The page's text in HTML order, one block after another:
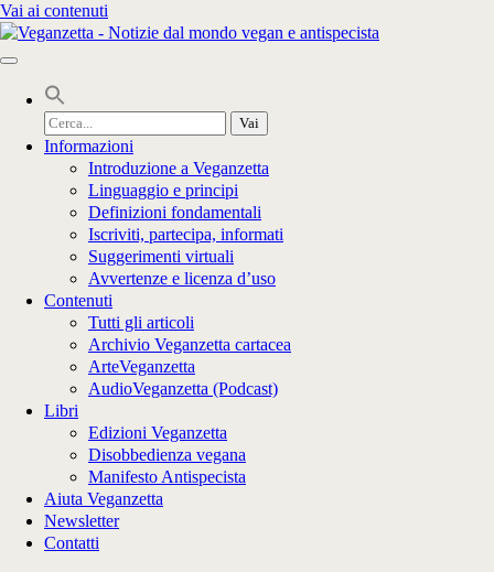
Vai ai contenuti
Cerca
per:
Informazioni
Introduzione a Veganzetta
Linguaggio e principi
Definizioni fondamentali
Iscriviti, partecipa, informati
Suggerimenti virtuali
Avvertenze e licenza d’uso
Contenuti
Tutti gli articoli
Archivio Veganzetta cartacea
ArteVeganzetta
AudioVeganzetta (Podcast)
Libri
Edizioni Veganzetta
Disobbedienza vegana
Manifesto Antispecista
Aiuta Veganzetta
Newsletter
Contatti